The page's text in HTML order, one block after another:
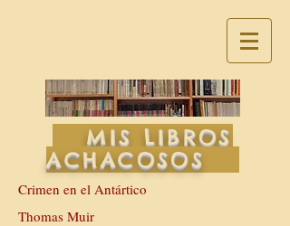
MIS LIBROS
ACHACOSOS
Crimen en el Antártico
Thomas Muir